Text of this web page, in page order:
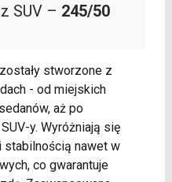
SUV – 245/50
stworzone z
- od miejskich
aż po
y. Wyróżniają się
stabilnością nawet w
co gwarantuje